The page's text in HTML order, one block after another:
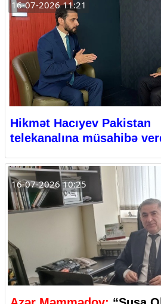
16-07-2026 11:21
Hikmət Hacıyev Pakistan
telekanalına müsahibə
16-07-2026 10:25